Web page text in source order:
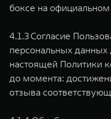
боксе на официальном
4.1.3 Согласие
персональных данных
настоящей Политики
до момента:
отзыва